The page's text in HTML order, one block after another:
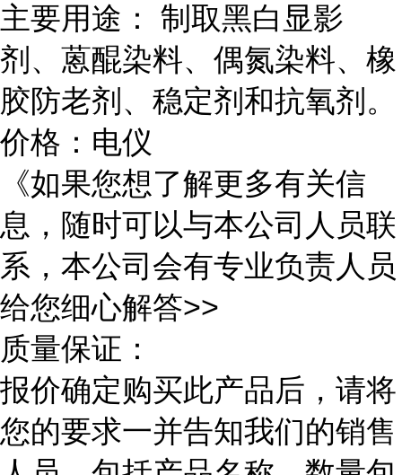
主要用途： 制取黑白显影
剂、蒽醌染料、偶氮染料、橡
胶防老剂、稳定剂和抗氧剂。
价格：电仪
《如果您想了解更多有关信
息，随时可以与本公司人员联
系，本公司会有专业负责人员
给您细心解答>>
质量保证：
报价确定购买此产品后，请将
您的要求一并告知我们的销售